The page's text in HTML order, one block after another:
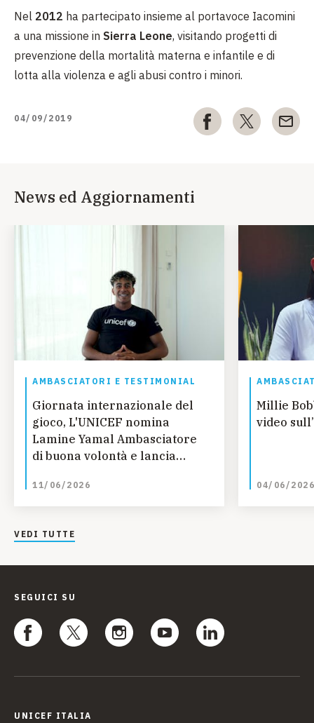
Nel 2012 ha partecipato insieme al portavoce Iacomini
a una missione in Sierra Leone, visitando progetti di
prevenzione della mortalità materna e infantile e di
lotta alla violenza e agli abusi contro i minori.
04/09/2019
News ed Aggiornamenti
AMBASCIATORI E TESTIMONIAL
Giornata internazionale del
gioco, L'UNICEF nomina
Lamine Yamal Ambasciatore
di buona volontà e lancia
11/06/2026
Millie
video
04/06/2026
VEDI TUTTE
SEGUICI SU
UNICEF ITALIA